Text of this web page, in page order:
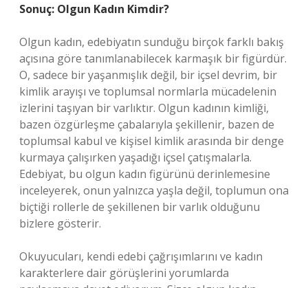
Sonuç: Olgun Kadın Kimdir?
Olgun kadın, edebiyatın sunduğu birçok farklı bakış
açısına göre tanımlanabilecek karmaşık bir figürdür.
O, sadece bir yaşanmışlık değil, bir içsel devrim, bir
kimlik arayışı ve toplumsal normlarla mücadelenin
izlerini taşıyan bir varlıktır. Olgun kadının kimliği,
bazen özgürleşme çabalarıyla şekillenir, bazen de
toplumsal kabul ve kişisel kimlik arasında bir denge
kurmaya çalışırken yaşadığı içsel çatışmalarla.
Edebiyat, bu olgun kadın figürünü derinlemesine
inceleyerek, onun yalnızca yaşla değil, toplumun ona
biçtiği rollerle de şekillenen bir varlık olduğunu
bizlere gösterir.
Okuyucuları, kendi edebi çağrışımlarını ve kadın
karakterlere dair görüşlerini yorumlarda